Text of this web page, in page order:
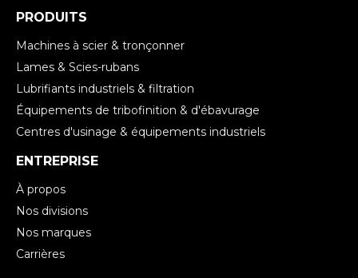
PRODUITS
Machines à scier & tronçonner
Lames & Scies-rubans
Lubrifiants industriels & filtration
Équipements de tribofinition & d'ébavurage
Centres d'usinage & équipements industriels
ENTREPRISE
À propos
Nos divisions
Nos marques
Carrières